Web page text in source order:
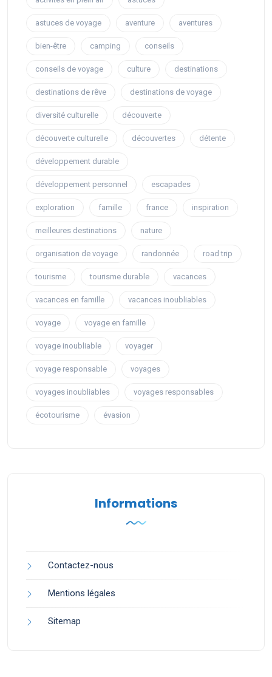
astuces de voyage aventure aventures
bien-être camping conseils
conseils de voyage culture destinations
destinations de rêve destinations de voyage
diversité culturelle découverte
découverte culturelle découvertes détente
développement durable
développement personnel escapades
exploration famille france inspiration
meilleures destinations nature
organisation de voyage randonnée road trip
tourisme tourisme durable vacances
vacances en famille vacances inoubliables
voyage voyage en famille
voyage inoubliable voyager
voyage responsable voyages
voyages inoubliables voyages responsables
écotourisme évasion
Informations
Contactez-nous
Mentions légales
Sitemap